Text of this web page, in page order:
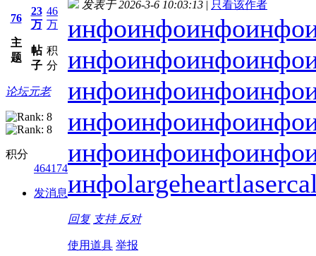
76
主
题
23
万
帖
子
46
万
积
分
论坛元老
积分
464174
发消息
发表于 2026-3-6 10:03:13 | 只看该作者
инфоинфоинфоинфо
инфоинфоинфоинфо
инфоинфоинфоинфо
инфоинфоинфоинфо
инфоинфоинфоинфо
инфоlargeheart
回复 支持 反对
使用道具 举报